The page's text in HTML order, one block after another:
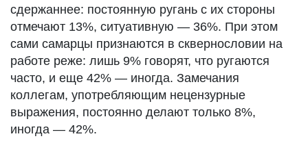
сдержаннее: постоянную ругань с их стороны
отмечают 13%, ситуативную — 36%. При этом
сами самарцы признаются в сквернословии на
работе реже: лишь 9% говорят, что ругаются
часто, и еще 42% — иногда. Замечания
коллегам, употребляющим нецензурные
выражения, постоянно делают только 8%,
иногда — 42%.